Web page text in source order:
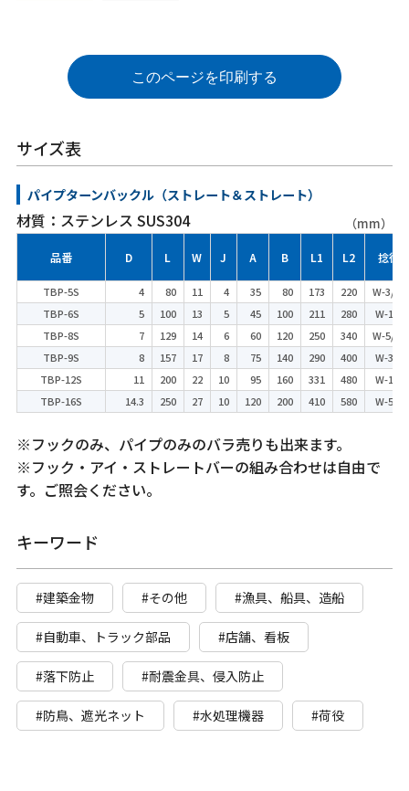
このページを印刷する
サイズ表
パイプターンバックル（ストレート＆ストレート）
材質：ステンレス SUS304 （mm）
品番 D L W J A B L1 L2 捻径
TBP-5S 4 80 11 4 35 80 173 220
W-3/16
TBP-6S
5 100 13 5 45 100 211 280
W-1/4
TBP-8S
7 129 14 6 60 120 250 340
W-5/16
TBP-9S
8 157 17 8 75 140 290 400
W-3/8
TBP-12S
11 200 22 10 95 160 331 480
W-1/2
TBP-16S
14.3 250 27 10 120 200 410 580 W-5/8
※フックのみ、パイプのみのバラ売りも出来ます。
※フック・アイ・ストレートバーの組み合わせは自由で
す。ご照会ください。
キーワード
#建築金物 #その他 #漁具、船具、造船
#自動車、トラック部品 #店舗、看板
#落下防止 #耐震金具、侵入防止
#防鳥、遮光ネット #水処理機器 #荷役